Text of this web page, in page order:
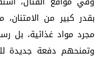
بقدر كبير من
مجرد مواد غذائية، بل
وتمنحهم دفعة جديدة